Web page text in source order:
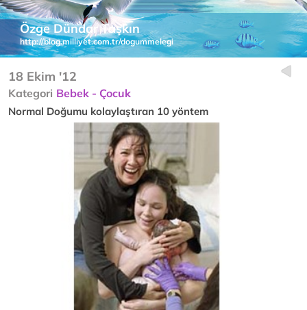
Özge Dündar Taşkın
http://blog.milliyet.com.tr/dogummelegi
18 Ekim '12
Kategori Bebek - Çocuk
Normal Doğumu kolaylaştıran 10 yöntem